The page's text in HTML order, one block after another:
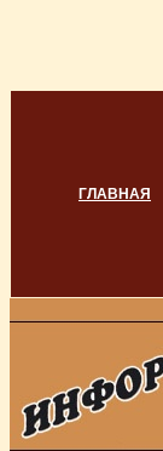
ГЛАВНАЯ